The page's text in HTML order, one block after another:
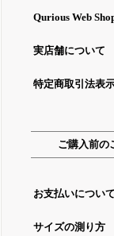
Qurious Web
実店舗について
特定商取引法表
ご購入前の
お支払いについて
サイズの測り方